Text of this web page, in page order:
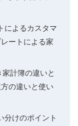
によるカスタマ
ートによる家
計簿の違いと
の違いと使い
分けのポイント